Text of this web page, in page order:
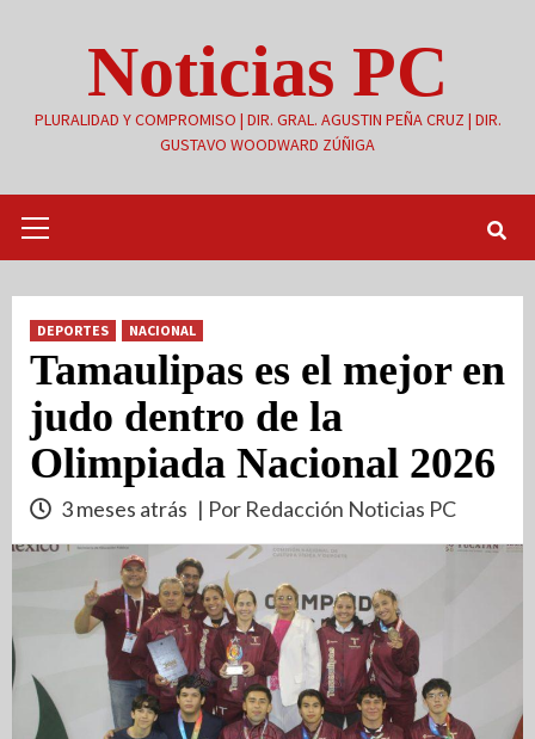
Noticias PC
PLURALIDAD Y COMPROMISO | DIR. GRAL. AGUSTIN PEÑA CRUZ | DIR.
GUSTAVO WOODWARD ZÚÑIGA
primario
DEPORTES NACIONAL
Tamaulipas es el mejor en
judo dentro de la
Olimpiada Nacional 2026
3 meses atrás | Por Redacción Noticias PC